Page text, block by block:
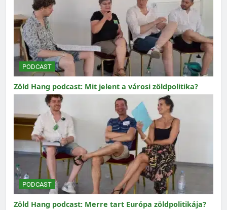
PODCAST
Zöld Hang podcast: Mit jelent a városi zöldpolitika?
PODCAST
Zöld Hang podcast: Merre tart Európa zöldpolitikája?